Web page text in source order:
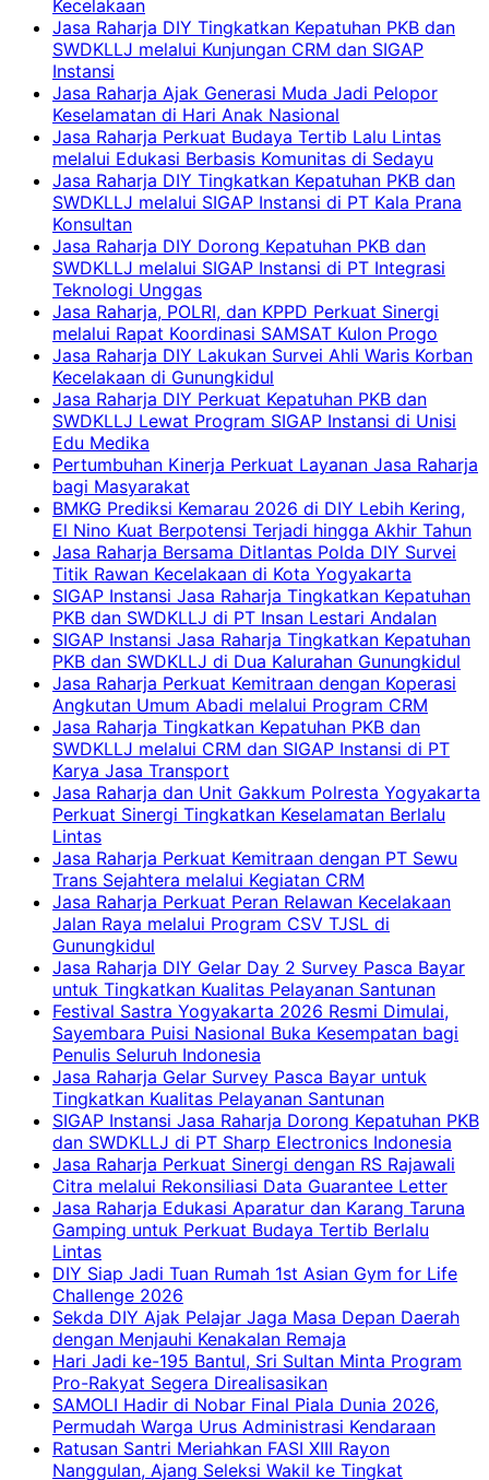
Kecelakaan
Jasa Raharja DIY Tingkatkan Kepatuhan PKB dan
SWDKLLJ melalui Kunjungan CRM dan SIGAP
Instansi
Jasa Raharja Ajak Generasi Muda Jadi Pelopor
Keselamatan di Hari Anak Nasional
Jasa Raharja Perkuat Budaya Tertib Lalu Lintas
melalui Edukasi Berbasis Komunitas di Sedayu
Jasa Raharja DIY Tingkatkan Kepatuhan PKB dan
SWDKLLJ melalui SIGAP Instansi di PT Kala Prana
Konsultan
Jasa Raharja DIY Dorong Kepatuhan PKB dan
SWDKLLJ melalui SIGAP Instansi di PT Integrasi
Teknologi Unggas
Jasa Raharja, POLRI, dan KPPD Perkuat Sinergi
melalui Rapat Koordinasi SAMSAT Kulon Progo
Jasa Raharja DIY Lakukan Survei Ahli Waris Korban
Kecelakaan di Gunungkidul
Jasa Raharja DIY Perkuat Kepatuhan PKB dan
SWDKLLJ Lewat Program SIGAP Instansi di Unisi
Edu Medika
Pertumbuhan Kinerja Perkuat Layanan Jasa Raharja
bagi Masyarakat
BMKG Prediksi Kemarau 2026 di DIY Lebih Kering,
El Nino Kuat Berpotensi Terjadi hingga Akhir Tahun
Jasa Raharja Bersama Ditlantas Polda DIY Survei
Titik Rawan Kecelakaan di Kota Yogyakarta
SIGAP Instansi Jasa Raharja Tingkatkan Kepatuhan
PKB dan SWDKLLJ di PT Insan Lestari Andalan
SIGAP Instansi Jasa Raharja Tingkatkan Kepatuhan
PKB dan SWDKLLJ di Dua Kalurahan Gunungkidul
Jasa Raharja Perkuat Kemitraan dengan Koperasi
Angkutan Umum Abadi melalui Program CRM
Jasa Raharja Tingkatkan Kepatuhan PKB dan
SWDKLLJ melalui CRM dan SIGAP Instansi di PT
Karya Jasa Transport
Jasa Raharja dan Unit Gakkum Polresta Yogyakarta
Perkuat Sinergi Tingkatkan Keselamatan Berlalu
Lintas
Jasa Raharja Perkuat Kemitraan dengan PT Sewu
Trans Sejahtera melalui Kegiatan CRM
Jasa Raharja Perkuat Peran Relawan Kecelakaan
Jalan Raya melalui Program CSV TJSL di
Gunungkidul
Jasa Raharja DIY Gelar Day 2 Survey Pasca Bayar
untuk Tingkatkan Kualitas Pelayanan Santunan
Festival Sastra Yogyakarta 2026 Resmi Dimulai,
Sayembara Puisi Nasional Buka Kesempatan bagi
Penulis Seluruh Indonesia
Jasa Raharja Gelar Survey Pasca Bayar untuk
Tingkatkan Kualitas Pelayanan Santunan
SIGAP Instansi Jasa Raharja Dorong Kepatuhan PKB
dan SWDKLLJ di PT Sharp Electronics Indonesia
Jasa Raharja Perkuat Sinergi dengan RS Rajawali
Citra melalui Rekonsiliasi Data Guarantee Letter
Jasa Raharja Edukasi Aparatur dan Karang Taruna
Gamping untuk Perkuat Budaya Tertib Berlalu
Lintas
DIY Siap Jadi Tuan Rumah 1st Asian Gym for Life
Challenge 2026
Sekda DIY Ajak Pelajar Jaga Masa Depan Daerah
dengan Menjauhi Kenakalan Remaja
Hari Jadi ke-195 Bantul, Sri Sultan Minta Program
Pro-Rakyat Segera Direalisasikan
SAMOLI Hadir di Nobar Final Piala Dunia 2026,
Permudah Warga Urus Administrasi Kendaraan
Ratusan Santri Meriahkan FASI XIII Rayon
Nanggulan, Ajang Seleksi Wakil ke Tingkat